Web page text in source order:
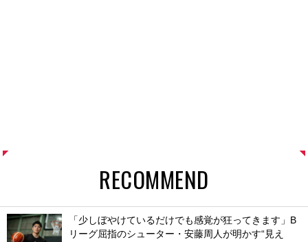
RECOMMEND
「少しぼやけているだけでも感覚が狂ってきます」B
リーグ屈指のシューター・安藤周人が明かす“見え